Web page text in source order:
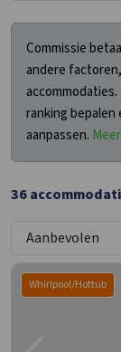
Commissie
andere
ranking
aanpassen.
36
Whirlpool/Hottub